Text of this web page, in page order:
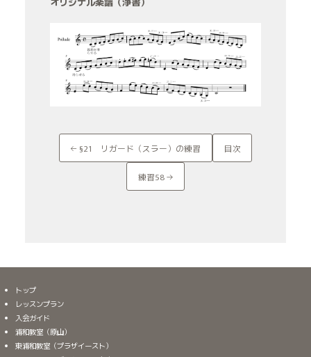
← §21 リガード（スラー）の練習 目次
練習58 →
トップ
レッスンプラン
入会ガイド
浦和教室（原山）
東浦和教室（プラザイースト）